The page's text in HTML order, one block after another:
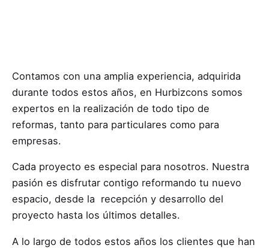
Contamos con una amplia experiencia, adquirida
durante todos estos años, en Hurbizcons somos
expertos en la realización de todo tipo de
reformas, tanto para particulares como para
empresas.
Cada proyecto es especial para nosotros. Nuestra
pasión es disfrutar contigo reformando tu nuevo
espacio, desde la recepción y desarrollo del
proyecto hasta los últimos detalles.
A lo largo de todos estos años los clientes que han